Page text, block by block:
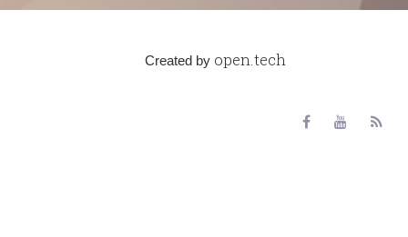
Created by open.tech